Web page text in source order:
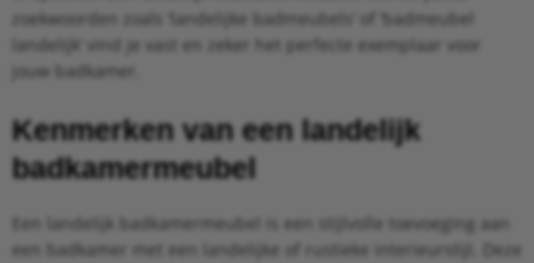
zoekwoorden zoals ‘landelijke badmeubels’ of ‘badmeubel
landelijk’ vind je vast en zeker het perfecte exemplaar voor
jouw badkamer.
Kenmerken van een landelijk
badkamermeubel
Een landelijk badkamermeubel is een stijlvolle toevoeging aan
een badkamer met een landelijke of rustieke interieurstijl. Deze